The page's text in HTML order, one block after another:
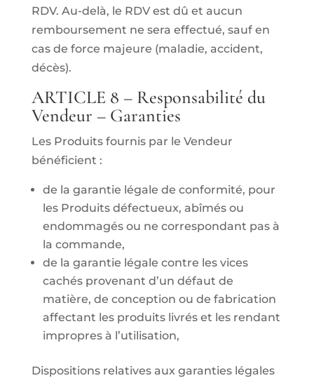
RDV. Au-delà, le RDV est dû et aucun
remboursement ne sera effectué, sauf en
cas de force majeure (maladie, accident,
décès).
ARTICLE 8 – Responsabilité du
Vendeur – Garanties
Les Produits fournis par le Vendeur
bénéficient :
de la garantie légale de conformité, pour
les Produits défectueux, abîmés ou
endommagés ou ne correspondant pas à
la commande,
de la garantie légale contre les vices
cachés provenant d’un défaut de
matière, de conception ou de fabrication
affectant les produits livrés et les rendant
impropres à l’utilisation,
Dispositions relatives aux garanties légales